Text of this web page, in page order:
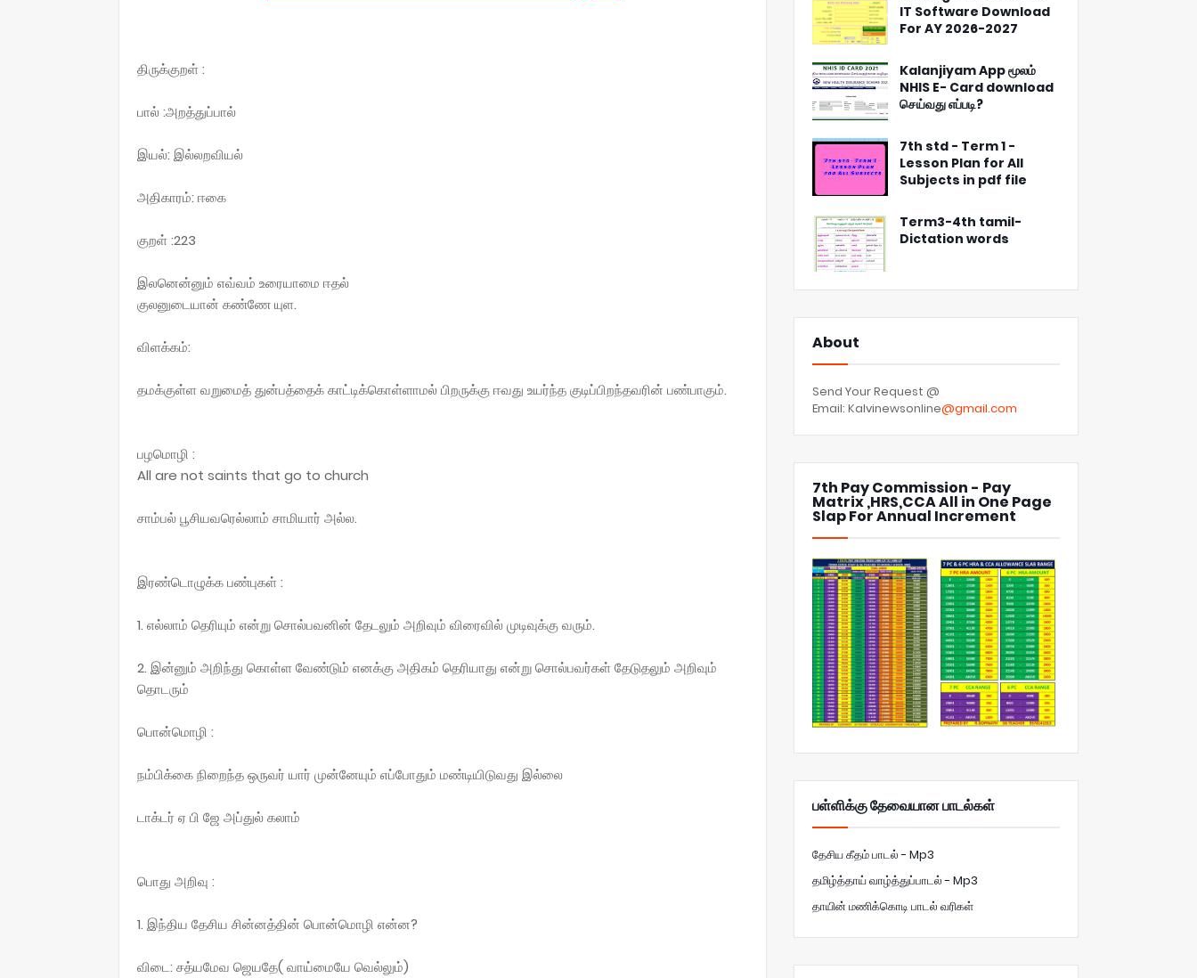
திருக்குறள் :
பால் :அறத்துப்பால்
இயல்: இல்லறவியல்
அதிகாரம்: ஈகை
குறள் :223
இலனென்னும் எவ்வம் உரையாமை ஈதல்
குலனுடையான் கண்ணே யுள.
விளக்கம்:
தமக்குள்ள வறுமைத் துன்பத்தைக் காட்டிக்கொள்ளாமல் பிறருக்கு ஈவது உயர்ந்த குடிப்பிறந்தவரின் பண்பாகும்.
பழமொழி :
All are not saints that go to church
சாம்பல் பூசியவரெல்லாம் சாமியார் அல்ல.
இரண்டொழுக்க பண்புகள் :
1. எல்லாம் தெரியும் என்று சொல்பவனின் தேடலும் அறிவும் விரைவில் முடிவுக்கு வரும்.
2. இன்னும் அறிந்து கொள்ள வேண்டும் எனக்கு அதிகம் தெரியாது என்று சொல்பவர்கள் தேடுதலும் அறிவும்
தொடரும்
பொன்மொழி :
நம்பிக்கை நிறைந்த ஒருவர் யார் முன்னேயும் எப்போதும் மண்டியிடுவது இல்லை
டாக்டர் ஏ பி ஜே அப்துல் கலாம்
பொது அறிவு :
1. இந்திய தேசிய சின்னத்தின் பொன்மொழி என்ன?
விடை: சத்யமேவ ஜெயதே( வாய்மையே வெல்லும்)
IT Software Download
For AY 2026-2027
Kalanjiyam App மூலம்
NHIS E- Card download
செய்வது எப்படி?
7th std - Term 1 -
Lesson Plan for All
Subjects in pdf file
Term3-4th tamil-
Dictation words
About
Send Your Request @
Email: Kalvinewsonline@gmail.com
7th Pay Commission - Pay
Matrix ,HRS,CCA All in One Page
Slap For Annual Increment
பள்ளிக்கு தேவையான பாடல்கள்
தேசிய கீதம் பாடல் - Mp3
தமிழ்த்தாய் வாழ்த்துப்பாடல் - Mp3
தாயின் மணிக்கொடி பாடல் வரிகள்